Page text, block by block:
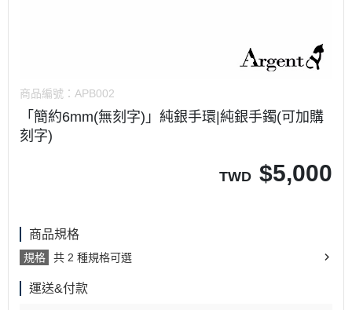
商品編號： APB002
「簡約6mm(無刻字)」純銀手環|純銀手鐲(可加購
刻字)
TWD $5,000
商品規格
規格 共 2 種規格可選
運送&付款